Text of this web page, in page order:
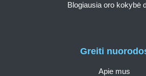
Greiti
Apie mus
Blogiausia oro kokybė